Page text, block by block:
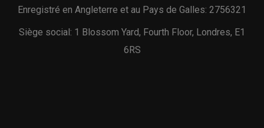
Enregistré en Angleterre et au Pays de Galles: 2756321
Siège social: 1 Blossom Yard, Fourth Floor, Londres, E1
6RS